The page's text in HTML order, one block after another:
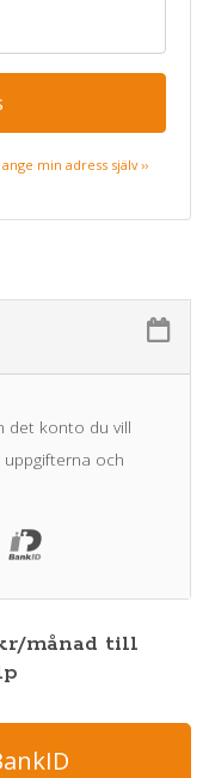
ange min adress själv ››
det konto du vill
och
/månad till